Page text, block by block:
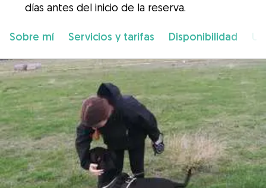
días antes del inicio de la reserva.
Sobre mí Servicios y tarifas Disponibilidad